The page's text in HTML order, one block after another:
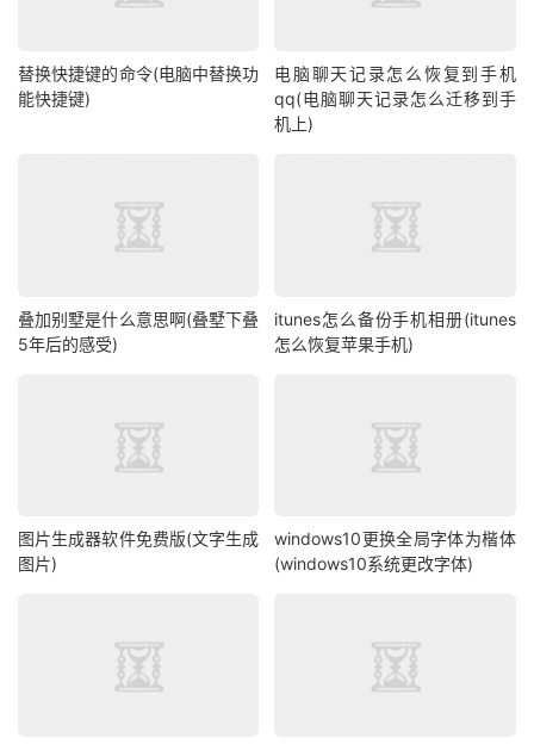
替换快捷键的命令(电脑中替换功
能快捷键)
电脑聊天记录怎么恢复到手机
qq(电脑聊天记录怎么迁移到手
机上)
叠加别墅是什么意思啊(叠墅下叠
5年后的感受)
itunes怎么备份手机相册(itunes
怎么恢复苹果手机)
图片生成器软件免费版(文字生成
图片)
windows10更换全局字体为楷体
(windows10系统更改字体)